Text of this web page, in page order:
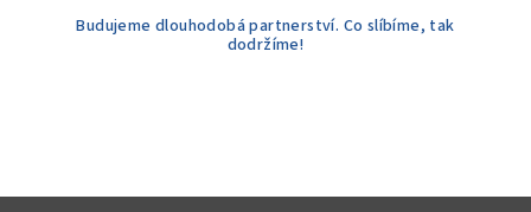
Budujeme dlouhodobá partnerství. Co slíbíme, tak
dodržíme!